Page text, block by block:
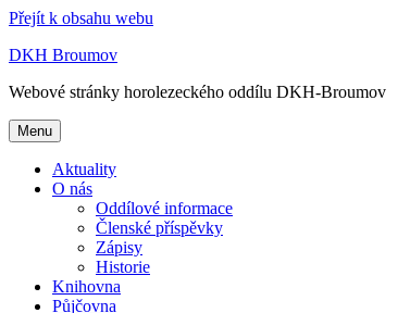
Přejít k obsahu webu
DKH Broumov
Webové stránky horolezeckého oddílu DKH-Broumov
Menu
Aktuality
O nás
Oddílové informace
Členské příspěvky
Zápisy
Historie
Knihovna
Půjčovna